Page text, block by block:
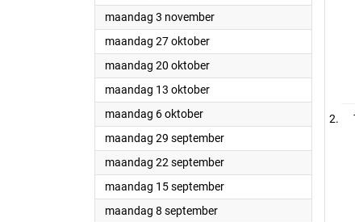
maandag 3 november2025
maandag 27 oktober2025
maandag 20 oktober2025
maandag 13 oktober2025
maandag 6 oktober2025
maandag 29 september2025
maandag 22 september2025
maandag 15 september2025
maandag 8 september2025